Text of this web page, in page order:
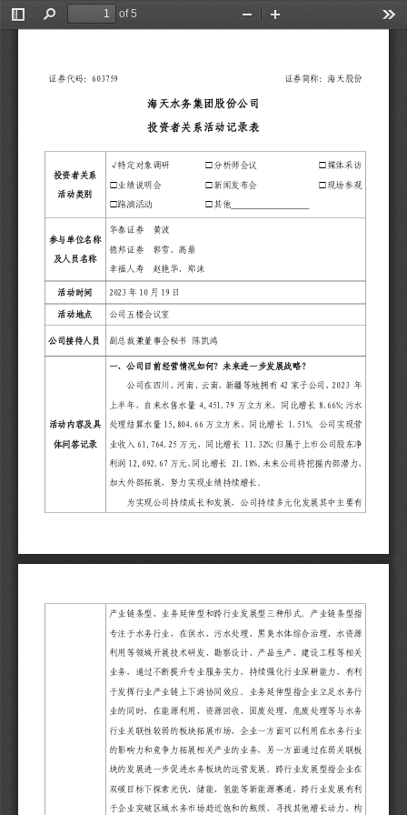
Toggle
Find
of 5
Zoom
证券代码：603759 证券简称：海天股份
海天水务集团股份公司
投资者关系活动记录表
投资者关系
活动类别
√ 特定对象调研 □ 分析师会议 □ 媒体采访
□ 业绩说明会 □ 新闻发布会 □ 现场参观
□路演活动
□ 其他
参与单位名称
及人员名称
华泰证券
  黄波
德邦证券
  郭雪、高鼎
幸福人寿
  赵艳华、郑沫
活动时间 2023  年 10 月 19 日
活动地点 公司五楼会议室
公司接待人员 副总裁兼董事会秘书 陈凯鸿
活动内容及具
体问答记录
一、公司目前经营情况如何？ 未来进一步发展战略？
公司在四川、河南、云南、新疆等地拥有 42 家子公司，2023 年
上半年，自来水售水量 4,451.79 万立方米，同比增长 8.66%; 污水
处理结算水量 15,804.66 万立方米，同比增长 1.51%。公司实现营
业收入 61,764.25 万元，同比增长 11.32%;归属于上市公司股东净
利润 12,092.67 万元，同比增长 21.18%。未来  公司将挖掘内部潜力，
加大外部拓展，努力实现业绩持续增长。
为实现公司持续成长和发展，公司持续多元化发展其中主要有
产业链条型、业务延伸型和跨行业发展型三种形式。产业链条型指
专注于水务行业，在供水、污水处理、黑臭水体综合治理、水资源
利用等领域开展技术研发、勘察设计、产品生产、建设工程等相关
业务，通过不断提升专业服务实力，持续强化行业深耕能力，有利
于发挥行业产业链上下游协同效应。业务延伸型指企业立足水务行
业的同时，在能源利用、资源回收、固废处理、危废处理等与水务
行业关联性较弱的板块拓展市场，企业一方面可以利用在水务行业
的影响力和竞争力拓展相关产业的业务，另一方面通过在弱关联板
块的发展进一步促进水务板块的运营发展。跨行业发展型指企业在
双碳目标下探索光伏、储能、氢能等新能源赛道，跨行业发展有利
于企业突破区域水务市场趋近饱和的瓶颈，寻找其他增长动力，构